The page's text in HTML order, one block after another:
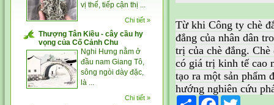
vị thế, tiếp cận thị ...
Chi tiết »
Thượng Tân Kiều - cây cầu hy
vọng của Cố Cảnh Chu
Nghi Hưng nằm ở
đầu nam Giang Tô,
sông ngòi dày đặc,
là ...
Chi tiết »
Từ khi Công ty chè
đắng của nhân dân
trị của chè đắng.
có giá trị kinh tế cao
tạo ra một sản phẩm
hướng nghiên cứu
Share Facebook